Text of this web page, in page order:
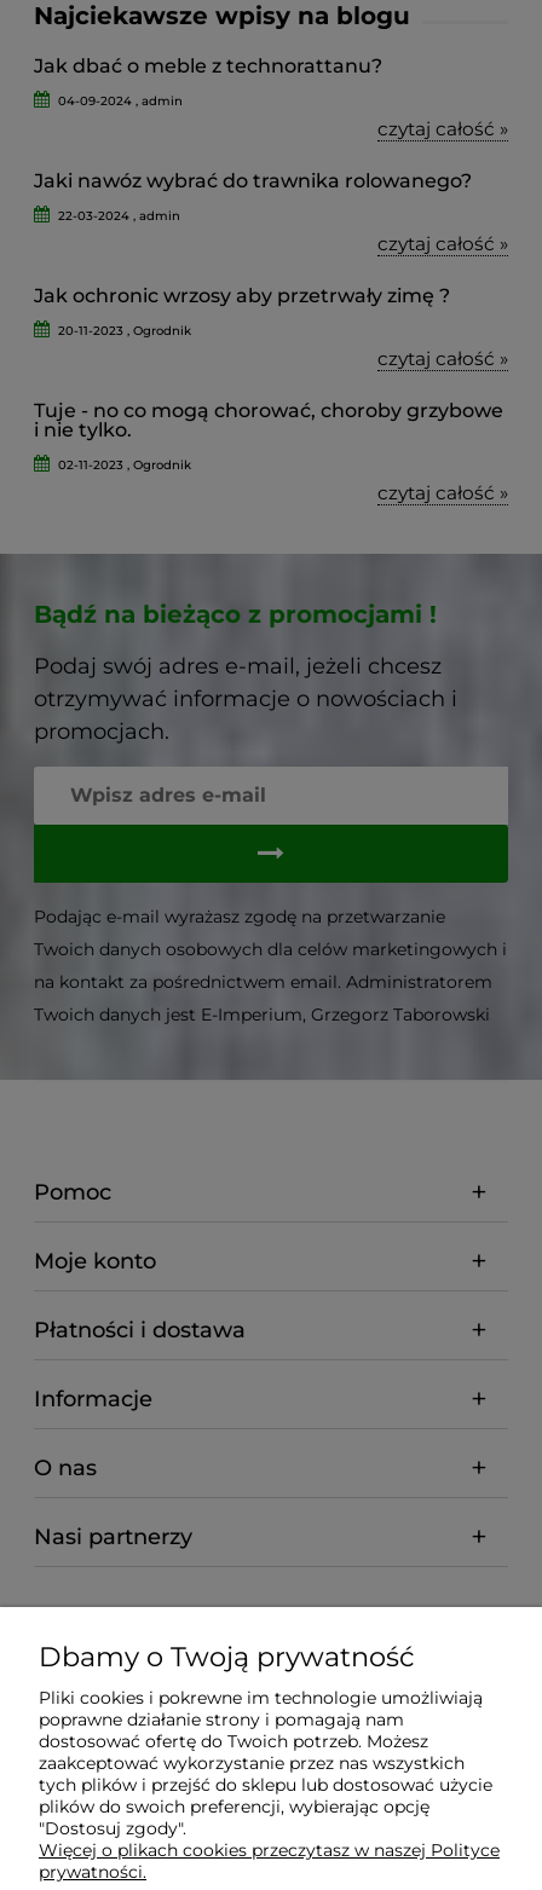
Najciekawsze wpisy na blogu
Jak dbać o meble z technorattanu?
04-09-2024 , admin
czytaj całość »
Jaki nawóz wybrać do trawnika rolowanego?
22-03-2024 , admin
czytaj całość »
Jak ochronic wrzosy aby przetrwały zimę ?
20-11-2023 , Ogrodnik
czytaj całość »
Tuje - no co mogą chorować, choroby grzybowe
i nie tylko.
02-11-2023 , Ogrodnik
czytaj całość »
Bądź na bieżąco z promocjami !
Podaj swój adres e-mail, jeżeli chcesz
otrzymywać informacje o nowościach i
promocjach.
Podając e-mail wyrażasz zgodę na przetwarzanie
Twoich danych osobowych dla celów marketingowych i
na kontakt za pośrednictwem email. Administratorem
Twoich danych jest E-Imperium, Grzegorz Taborowski
Pomoc
Moje konto
Płatności i dostawa
Informacje
O nas
Nasi partnerzy
Dbamy o Twoją prywatność
Pliki cookies i pokrewne im technologie umożliwiają
poprawne działanie strony i pomagają nam
dostosować ofertę do Twoich potrzeb. Możesz
zaakceptować wykorzystanie przez nas wszystkich
tych plików i przejść do sklepu lub dostosować użycie
plików do swoich preferencji, wybierając opcję
"Dostosuj zgody".
Więcej o plikach cookies przeczytasz w naszej Polityce
prywatności.